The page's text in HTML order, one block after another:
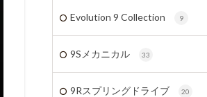
Evolution 9 Collection 9
9Sメカニカル 33
9Rスプリングドライブ 20